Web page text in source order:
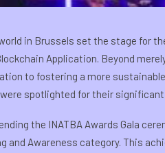
in Brussels set the stage for
Application. Beyond
to fostering a more
spotlighted for their
the INATBA Awards Gala
and Awareness category. This